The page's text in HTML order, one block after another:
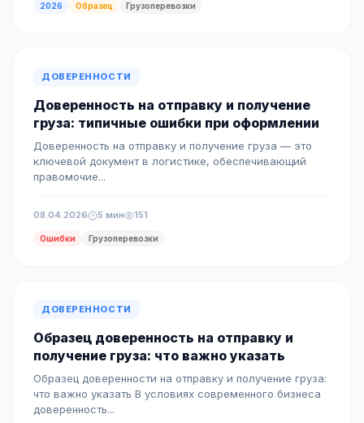
2026 Образец Грузоперевозки
ДОВЕРЕННОСТИ
Доверенность на отправку и получение
груза: типичные ошибки при оформлении
Доверенность на отправку и получение груза — это
ключевой документ в логистике, обеспечивающий
правомочие...
08.04.2026 5 мин 151
Ошибки Грузоперевозки
ДОВЕРЕННОСТИ
Образец доверенность на отправку и
получение груза: что важно указать
Образец доверенности на отправку и получение груза:
что важно указать В условиях современного бизнеса
доверенность...